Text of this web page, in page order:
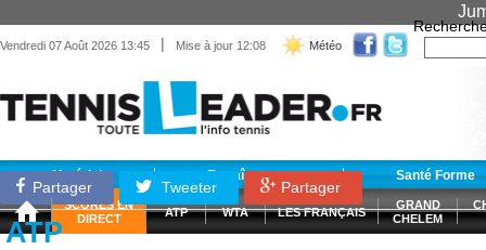
Vendredi 07 Août 2026 13:45 | Mise à jour 12:08 Météo
Matériel Entraînement Santé Forme
SCORES EN
DIRECT
ATP WTA LES FRANÇAIS
GRAND
CHELEM
Partager Tweeter Partager
ATP